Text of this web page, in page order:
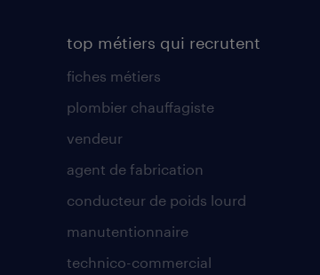
top métiers qui recrutent
fiches métiers
plombier chauffagiste
vendeur
agent de fabrication
conducteur de poids lourd
manutentionnaire
technico-commercial